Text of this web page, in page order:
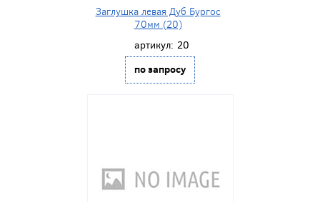
Заглушка левая Дуб Бургос
70мм (20)
артикул: 20
по запросу